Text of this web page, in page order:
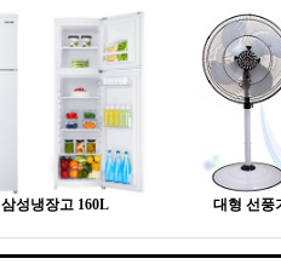
삼성냉장고 160L 대형 선풍